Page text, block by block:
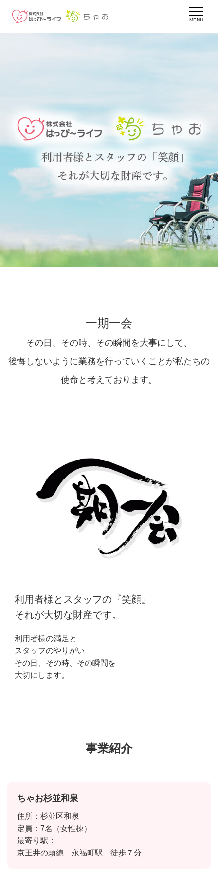
一期一会
その日、その時、その瞬間を大事にして、
後悔しないように業務を行っていくことが私たちの
使命と考えております。
利用者様とスタッフの『笑顔』
それが大切な財産です。
利用者様の満足と
スタッフのやりがい
その日、その時、その瞬間を
大切にします。
事業紹介
ちゃお杉並和泉
住所：杉並区和泉
定員：7名（女性棟）
最寄り駅：
京王井の頭線 永福町駅 徒歩７分